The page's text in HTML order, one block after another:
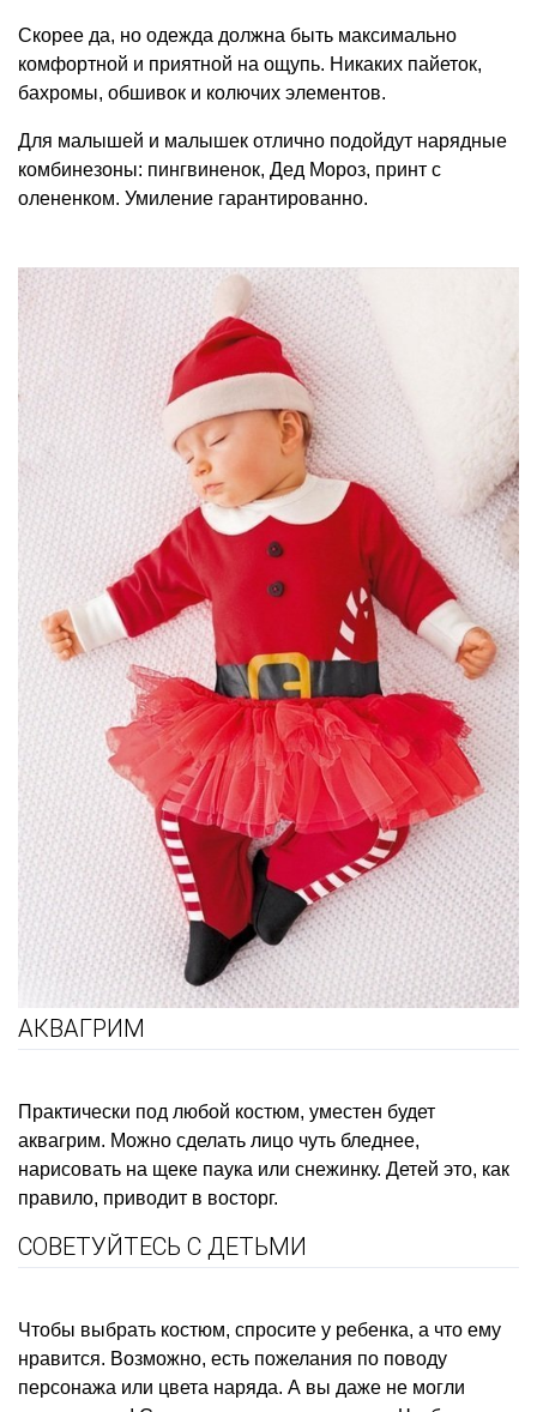
Скорее да, но одежда должна быть максимально
комфортной и приятной на ощупь. Никаких пайеток,
бахромы, обшивок и колючих элементов.
Для малышей и малышек отлично подойдут нарядные
комбинезоны: пингвиненок, Дед Мороз, принт с
олененком. Умиление гарантированно.
АКВАГРИМ
Практически под любой костюм, уместен будет
аквагрим. Можно сделать лицо чуть бледнее,
нарисовать на щеке паука или снежинку. Детей это, как
правило, приводит в восторг.
СОВЕТУЙТЕСЬ С ДЕТЬМИ
Чтобы выбрать костюм, спросите у ребенка, а что ему
нравится. Возможно, есть пожелания по поводу
персонажа или цвета наряда. А вы даже не могли